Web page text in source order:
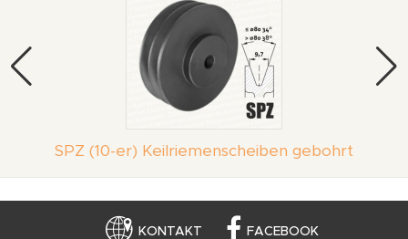
SPZ (10-er) Keilriemenscheiben gebohrt
KONTAKT FACEBOOK